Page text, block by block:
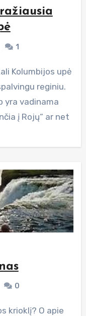
1
reginiu.
yra vadinama
į Rojų“ ar net
0